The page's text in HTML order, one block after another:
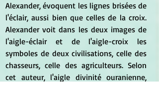
Alexander, évoquent les lignes brisées de
l'éclair, aussi bien que celles de la croix.
Alexander voit dans les deux images de
l'aigle-éclair et de l'aigle-croix les
symboles de deux civilisations, celle des
chasseurs, celle des agriculteurs. Selon
cet auteur, l'aigle divinité ouranienne,